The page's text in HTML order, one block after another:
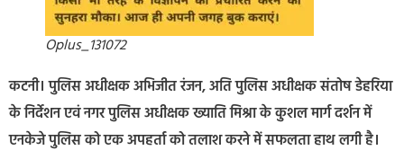
Oplus_131072
कटनी। पुलिस अधीक्षक अभिजीत रंजन, अति पुलिस अधीक्षक संतोष डेहरिया
के निर्देशन एवं नगर पुलिस अधीक्षक ख्याति मिश्रा के कुशल मार्ग दर्शन में
एनकेजे पुलिस को एक अपहर्ता को तलाश करने में सफलता हाथ लगी है।